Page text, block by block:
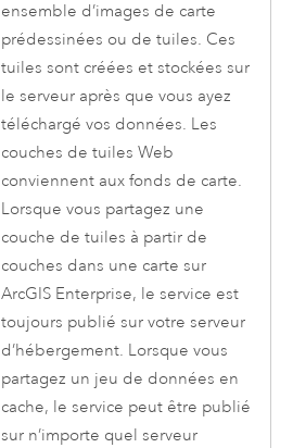
ensemble d’images de carte
prédessinées ou de tuiles. Ces
tuiles sont créées et stockées sur
le serveur après que vous ayez
téléchargé vos données. Les
couches de tuiles Web
conviennent aux fonds de carte.
Lorsque vous partagez une
couche de tuiles à partir de
couches dans une carte sur
ArcGIS Enterprise, le service est
toujours publié sur votre serveur
d’hébergement. Lorsque vous
partagez un jeu de données en
cache, le service peut être publié
sur n’importe quel serveur